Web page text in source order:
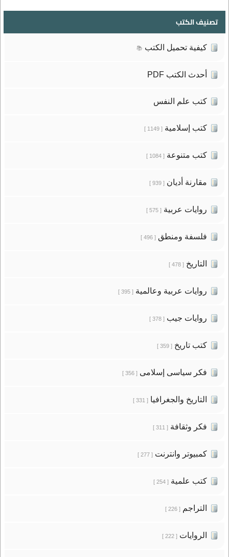
تصنيف الكتب
كيفية تحميل الكتب 📚
أحدث الكتب PDF
كتب علم النفس
كتب إسلامية[ 1149 ]
كتب متنوعة[ 1084 ]
مقارنة أديان[ 939 ]
روايات عربية[ 575 ]
فلسفة ومنطق[ 496 ]
التاريخ[ 478 ]
روايات عربية وعالمية[ 395 ]
روايات جيب[ 378 ]
كتب تاريخ[ 359 ]
فكر سياسى إسلامى[ 356 ]
التاريخ والجغرافيا[ 331 ]
فكر وثقافة[ 311 ]
كمبيوتر وانترنت[ 277 ]
كتب علمية[ 254 ]
التراجم[ 226 ]
الروايات[ 222 ]